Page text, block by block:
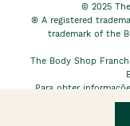
© 2025
® A registered
trademark of the
The Body Shop
Para obter
The Body